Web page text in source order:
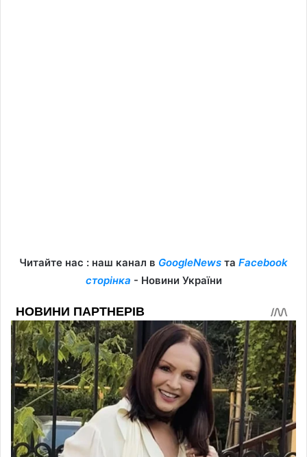
Читайте нас : наш канал в GoogleNews та Facebook
сторінка - Новини України